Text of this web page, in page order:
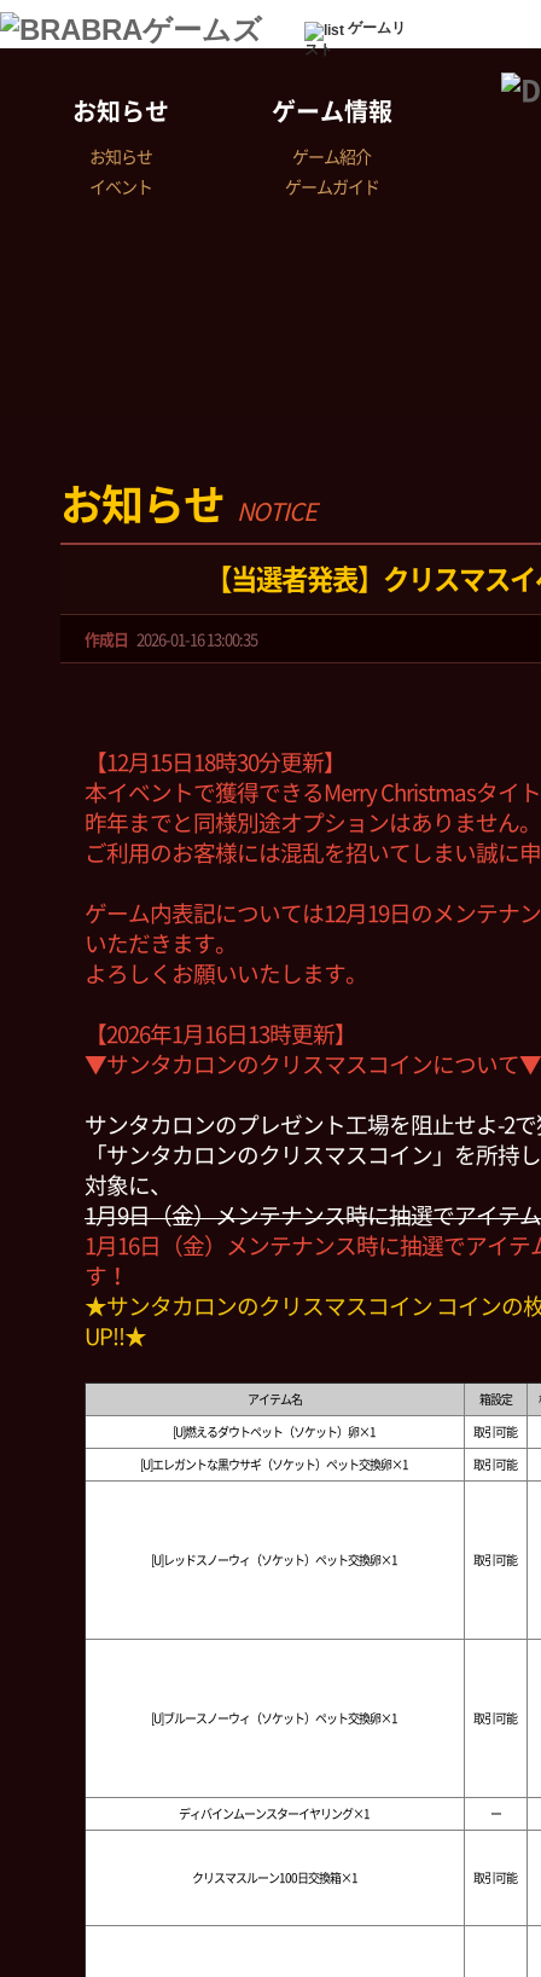
ゲームリ
スト
お知らせ
お知らせ
イベント
ゲーム情報
ゲーム紹介
ゲームガイド
お知らせ NOTICE
【当選者発表】クリスマス
作成日 2026-01-16 13:00:35
【12月15日18時30分更新】
本イベントで獲得できるMerry Christmasタイ
昨年までと同様別途オプションはありません。
ご利用のお客様には混乱を招いてしまい誠に
ゲーム内表記については12月19日のメンテナ
いただきます。
よろしくお願いいたします。
【2026年1月16日13時更新】
▼サンタカロンのクリスマスコインについて▼
サンタカロンのプレゼント工場を阻止せよ-2
「サンタカロンのクリスマスコイン」を所持
対象に、
1月9日（金）メンテナンス時に抽選でアイテ
1月16日（金）メンテナンス時に抽選でアイテ
す！
★サンタカロンのクリスマスコイン コインの
UP!!★
アイテム名 箱設定
[U]燃えるダウトペット（ソケット）卵×1 取引可能
[U]エレガントな黒ウサギ（ソケット）ペット交換卵×1 取引可能
[U]レッドスノーウィ（ソケット）ペット交換卵×1 取引可能
[U]ブルースノーウィ（ソケット）ペット交換卵×1 取引可能
ディバインムーンスターイヤリング×1 ー
クリスマスルーン100日交換箱×1 取引可能